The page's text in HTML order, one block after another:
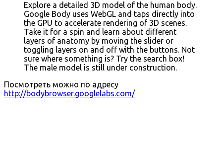
Explore a detailed 3D model of the human body.
Google Body uses WebGL and taps directly into
the GPU to accelerate rendering of 3D scenes.
Take it for a spin and learn about different
layers of anatomy by moving the slider or
toggling layers on and off with the buttons. Not
sure where something is? Try the search box!
The male model is still under construction.
Посмотреть можно по адресу
http://bodybrowser.googlelabs.com/